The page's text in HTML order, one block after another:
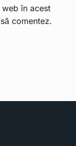
în acest
comentez.